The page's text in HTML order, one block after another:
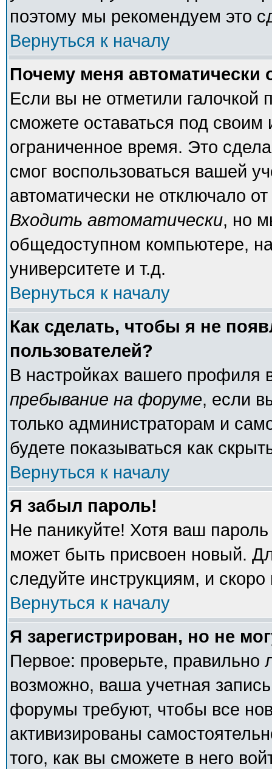
поэтому мы рекомендуем это
Вернуться к началу
Почему меня автоматически
Если вы не отметили галочкой
сможете оставаться под
ограниченное время. Это
смог воспользоваться вашей
автоматически не отключало
Входить автоматически, но
общедоступном компьютере,
университете и т.д.
Вернуться к началу
Как сделать, чтобы я не
пользователей?
В настройках вашего
пребывание на форуме, если
только администраторам и
будете показываться как
Вернуться к началу
Я забыл пароль!
Не паникуйте! Хотя ваш
может быть присвоен новый.
следуйте инструкциям, и
Вернуться к началу
Я зарегистрирован, но не
Первое: проверьте,
возможно, ваша учетная
форумы требуют, чтобы все
активизированы
того, как вы сможете в него